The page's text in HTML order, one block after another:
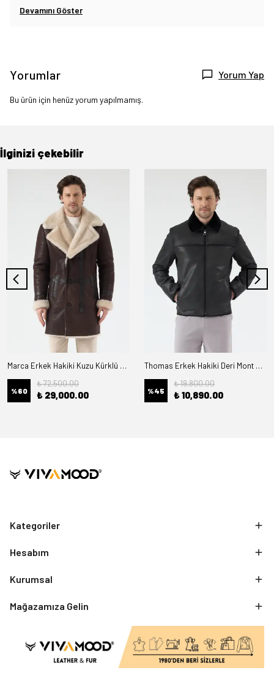
Devamını Göster
Yorumlar Yorum Yap
Bu ürün için henüz yorum yapılmamış.
İlginizi çekebilir
Marca Erkek Hakiki Kuzu Kürklü Deri Kaban
%60
₺ 72,500.00
₺ 29,000.00
Thomas Erkek Hakiki Deri Mont Kürk Astarlı
%45
₺ 19,800.00
₺ 10,890.00
Kategoriler
Hesabım
Kurumsal
Mağazamıza Gelin